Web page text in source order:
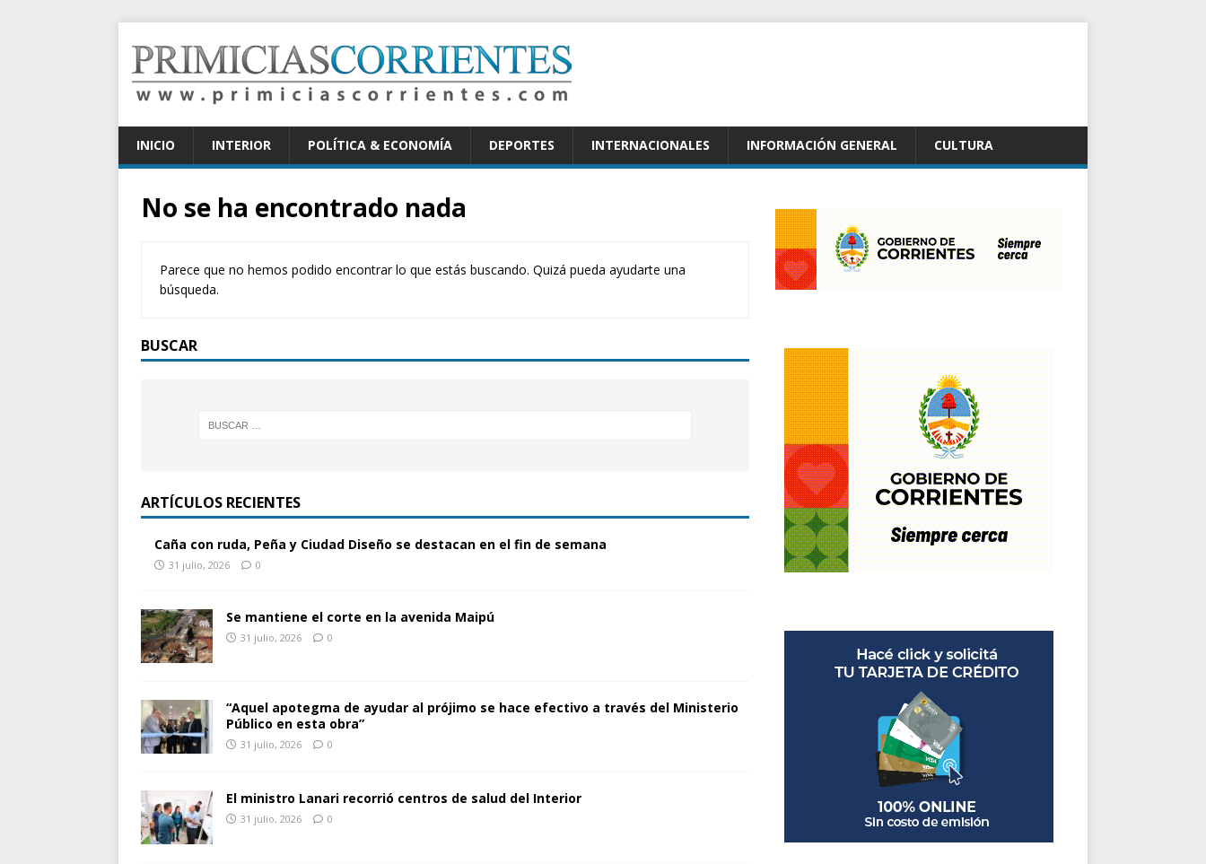
INICIO INTERIOR POLÍTICA & ECONOMÍA DEPORTES INTERNACIONALES INFORMACIÓN GENERAL CULTURA
No se ha encontrado nada
Parece que no hemos podido encontrar lo que estás buscando. Quizá pueda ayudarte una
búsqueda.
BUSCAR
ARTÍCULOS RECIENTES
Caña con ruda, Peña y Ciudad Diseño se destacan en el fin de semana
31 julio, 2026 0
Se mantiene el corte en la avenida Maipú
31 julio, 2026 0
“Aquel apotegma de ayudar al prójimo se hace efectivo a través del Ministerio
Público en esta obra”
31 julio, 2026 0
El ministro Lanari recorrió centros de salud del Interior
31 julio, 2026 0